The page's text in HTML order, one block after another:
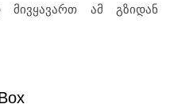
ამ გზიდან